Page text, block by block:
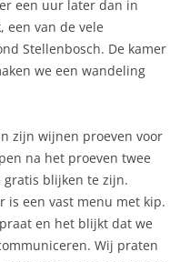
een uur later dan in
een van de vele
Stellenbosch. De kamer
we een wandeling
zijn wijnen proeven voor
na het proeven twee
gratis blijken te zijn.
is een vast menu met kip.
en het blijkt dat we
Wij praten